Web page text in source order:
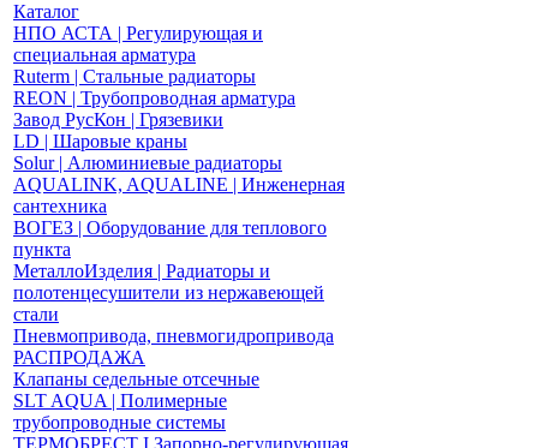
Каталог
НПО АСТА | Регулирующая и
специальная арматура
Ruterm | Стальные радиаторы
REON | Трубопроводная арматура
Завод РусКон | Грязевики
LD | Шаровые краны
Solur | Алюминиевые радиаторы
AQUALINK, AQUALINE | Инженерная
сантехника
ВОГЕЗ | Оборудование для теплового
пункта
МеталлоИзделия | Радиаторы и
полотенцесушители из нержавеющей
стали
Пневмопривода, пневмогидропривода
РАСПРОДАЖА
Клапаны седельные отсечные
SLT AQUA | Полимерные
трубопроводные системы
ТЕРМОБРЕСТ І Запорно-регулирующая